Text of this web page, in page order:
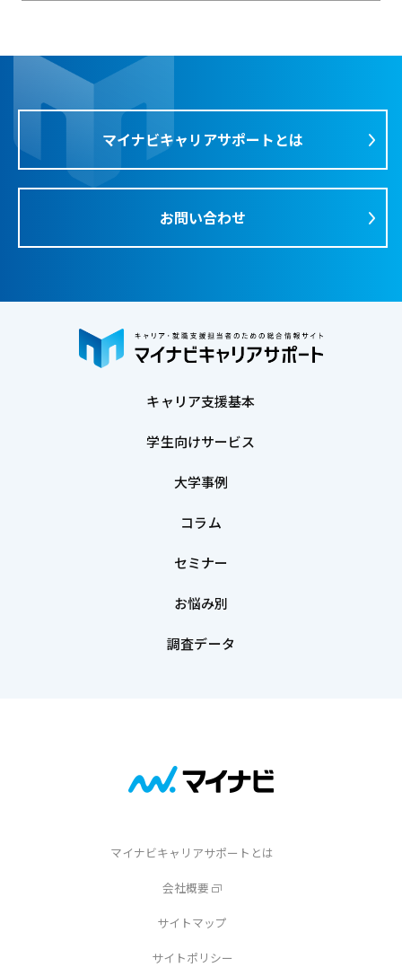
マイナビキャリアサポートとは
お問い合わせ
キャリア支援基本
学生向けサービス
大学事例
コラム
セミナー
お悩み別
調査データ
マイナビキャリアサポートとは
会社概要
サイトマップ
サイトポリシー